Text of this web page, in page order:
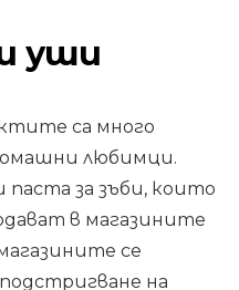
уши
са много
любимци.
за зъби, които
в магазините
се
на